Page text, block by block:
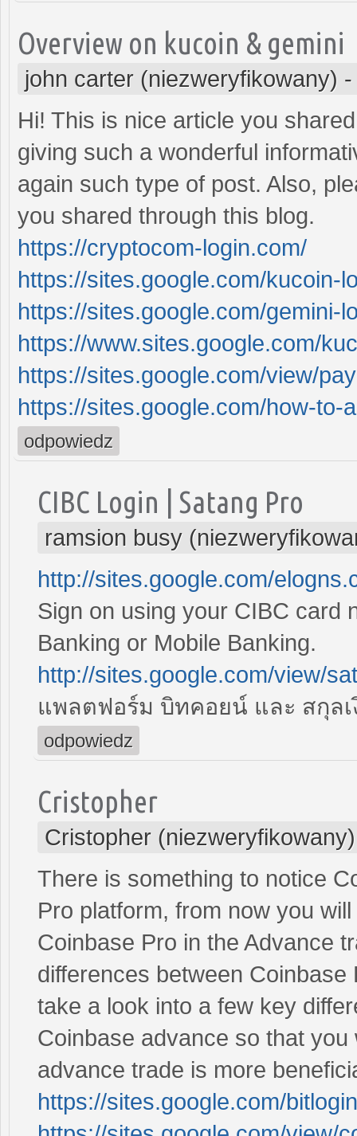
Overview on kucoin & gemini
john carter (niezweryfikowany)
Hi! This is nice article you
giving such a wonderful
again such type of post. Also,
you shared through this blog.
https://cryptocom-login.com/
https://sites.google.com/kucoin-
https://sites.google.com/gemini-
https://www.sites.google.com/
https://sites.google.com/view/
https://sites.google.com/how-to-
odpowiedz
CIBC Login | Satang Pro
ramsion busy
http://sites.google.com/
Sign on using your CIBC card
Banking or Mobile Banking.
http://sites.google.com/view/
แพลตฟอร์ม บิทคอยน์ และ สกุล
odpowiedz
Cristopher
Cristopher (niezweryfikowany)
There is something to notice
Pro platform, from now you
Coinbase Pro in the Advance
differences between
take a look into a few key
Coinbase advance so that
advance trade is more
https://sites.google.com/